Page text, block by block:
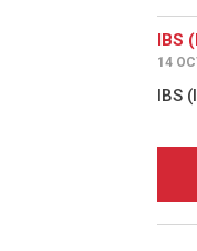
IBS
14
IBS